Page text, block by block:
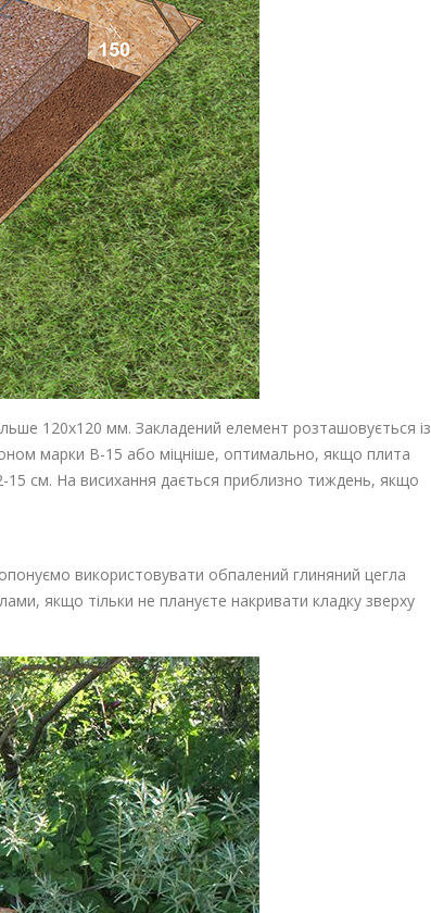
120х120 мм. Закладений елемент розташовується із
марки В-15 або міцніше, оптимально, якщо плита
см. На висихання дається приблизно тиждень, якщо
використовувати обпалений глиняний цегла
якщо тільки не плануєте накривати кладку зверху